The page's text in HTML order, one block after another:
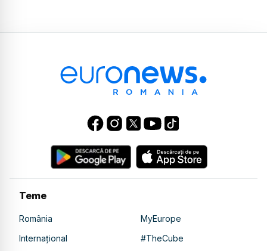
Teme
România
MyEurope
Internațional
#TheCube